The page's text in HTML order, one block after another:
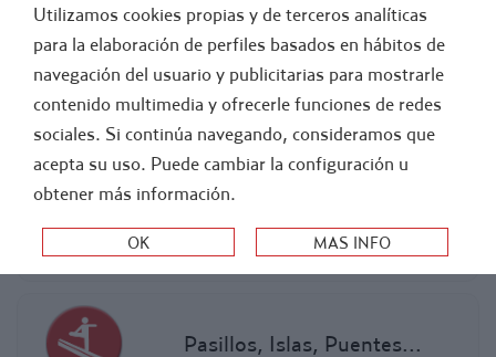
- EDUCACION FISICA Y PSICOMOTRICIDAD
EQUILIBRIO
Equilibrio material Doman
Pasillos, Islas, Puentes...
Utilizamos cookies propias y de terceros analíticas
para la elaboración de perfiles basados en hábitos de
navegación del usuario y publicitarias para mostrarle
contenido multimedia y ofrecerle funciones de redes
sociales. Si continúa navegando, consideramos que
acepta su uso. Puede cambiar la configuración u
obtener más información.